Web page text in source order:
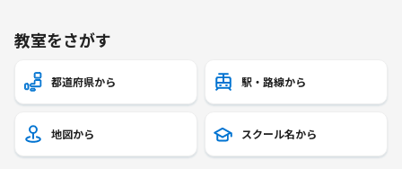
教室をさがす
都道府県から 駅・路線から
地図から スクール名から